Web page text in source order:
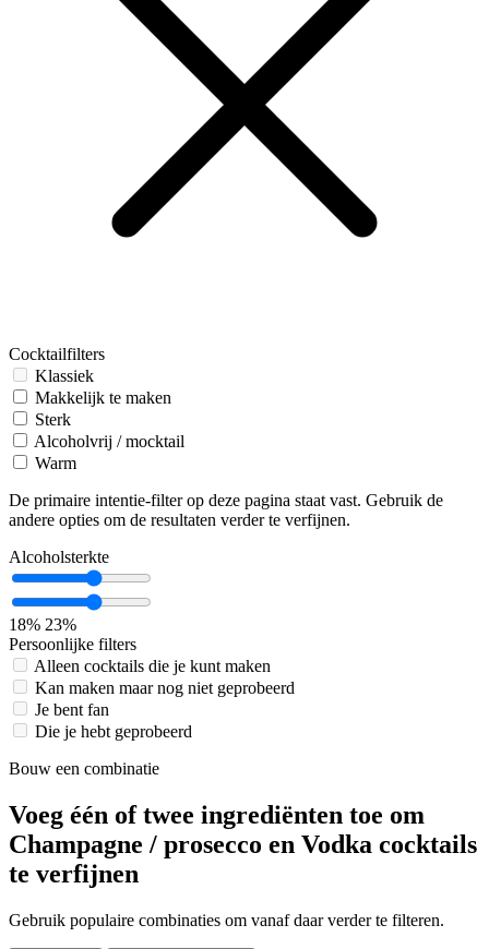
Cocktailfilters
Klassiek
Makkelijk te maken
Sterk
Alcoholvrij / mocktail
Warm
De primaire intentie-filter op deze pagina staat vast. Gebruik de
andere opties om de resultaten verder te verfijnen.
Alcoholsterkte
18% 23%
Persoonlijke filters
Alleen cocktails die je kunt maken
Kan maken maar nog niet geprobeerd
Je bent fan
Die je hebt geprobeerd
Bouw een combinatie
Voeg één of twee ingrediënten toe om
Champagne / prosecco en Vodka cocktails
te verfijnen
Gebruik populaire combinaties om vanaf daar verder te filteren.